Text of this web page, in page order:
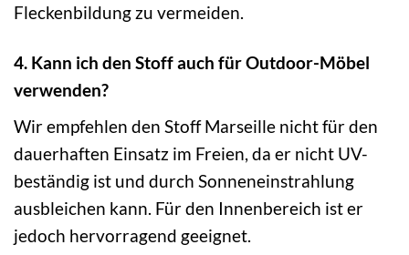
Fleckenbildung zu vermeiden.
4. Kann ich den Stoff auch für Outdoor-Möbel
verwenden?
Wir empfehlen den Stoff Marseille nicht für den
dauerhaften Einsatz im Freien, da er nicht UV-
beständig ist und durch Sonneneinstrahlung
ausbleichen kann. Für den Innenbereich ist er
jedoch hervorragend geeignet.